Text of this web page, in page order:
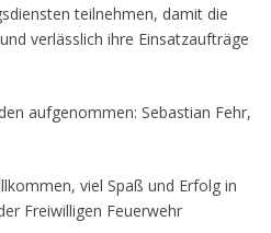
teilnehmen, damit die
verlässlich ihre Einsatzaufträge
aufgenommen: Sebastian Fehr,
viel Spaß und Erfolg in
Freiwilligen Feuerwehr